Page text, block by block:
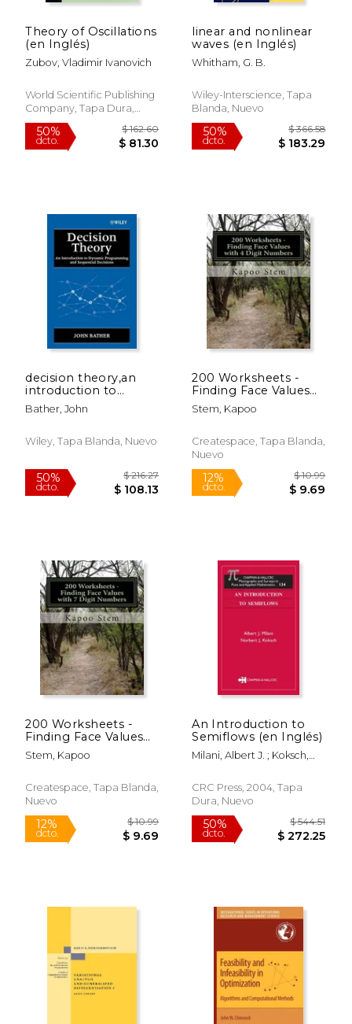
Theory of Oscillations
(en Inglés)
Zubov, Vladimir Ivanovich
World Scientific Publishing
Company, Tapa Dura,
Usado
50%
linear and nonlinear
waves (en Inglés)
Whitham, G. B.
Wiley-Interscience, Tapa
Blanda, Nuevo
50%
decision theory,an
introduction to
dynamic
programming and
(en Inglés)
Bather, John
Wiley, Tapa Blanda, Nuevo
50%
dcto. $ 108.13
200 Worksheets -
Finding Face Values
with 4 Digit Numbers:
Math Practice
Stem, Kapoo
Createspace, Tapa Blanda,
Nuevo
12%
dcto.
200 Worksheets -
Finding Face Values
with 7 Digit Numbers:
Math Practice
Stem, Kapoo
Createspace, Tapa Blanda,
Nuevo
An Introduction to
Semiflows (en Inglés)
Milani, Albert J. ; Koksch,
CRC Press, 2004, Tapa
Dura, Nuevo